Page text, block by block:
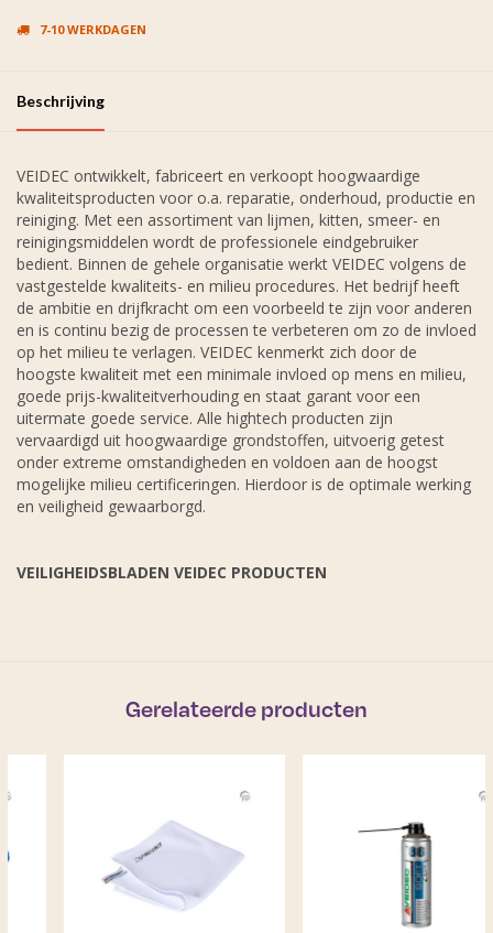
7-10 WERKDAGEN
Beschrijving
VEIDEC ontwikkelt, fabriceert en verkoopt hoogwaardige
kwaliteitsproducten voor o.a. reparatie, onderhoud, productie en
reiniging. Met een assortiment van lijmen, kitten, smeer- en
reinigingsmiddelen wordt de professionele eindgebruiker
bedient. Binnen de gehele organisatie werkt VEIDEC volgens de
vastgestelde kwaliteits- en milieu procedures. Het bedrijf heeft
de ambitie en drijfkracht om een voorbeeld te zijn voor anderen
en is continu bezig de processen te verbeteren om zo de invloed
op het milieu te verlagen. VEIDEC kenmerkt zich door de
hoogste kwaliteit met een minimale invloed op mens en milieu,
goede prijs-kwaliteitverhouding en staat garant voor een
uitermate goede service. Alle hightech producten zijn
vervaardigd uit hoogwaardige grondstoffen, uitvoerig getest
onder extreme omstandigheden en voldoen aan de hoogst
mogelijke milieu certificeringen. Hierdoor is de optimale werking
en veiligheid gewaarborgd.
VEILIGHEIDSBLADEN VEIDEC PRODUCTEN
Gerelateerde producten